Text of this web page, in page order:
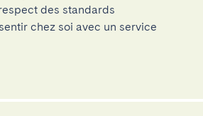
des standards
chez soi avec un service